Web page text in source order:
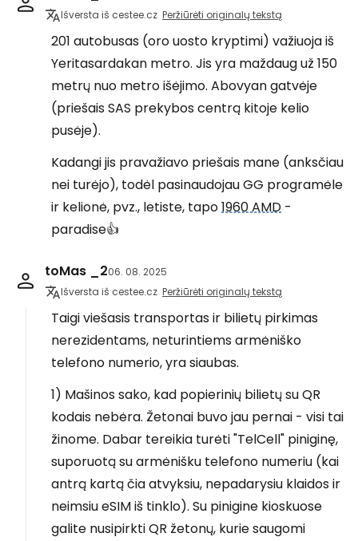
Išversta iš cestee.cz Peržiūrėti originalų tekstą
201 autobusas (oro uosto kryptimi) važiuoja iš
Yeritasardakan metro. Jis yra maždaug už 150
metrų nuo metro išėjimo. Abovyan gatvėje
(priešais SAS prekybos centrą kitoje kelio
pusėje).
Kadangi jis pravažiavo priešais mane (anksčiau
nei turėjo), todėl pasinaudojau GG programėle
ir kelionė, pvz., letiste, tapo1960 AMD -
paradise👍
toMas _206. 08. 2025
Išversta iš cestee.cz Peržiūrėti originalų tekstą
Taigi viešasis transportas ir bilietų pirkimas
nerezidentams, neturintiems armėniško
telefono numerio, yra siaubas.
1) Mašinos sako, kad popierinių bilietų su QR
kodais nebėra. Žetonai buvo jau pernai - visi tai
žinome. Dabar tereikia turėti "TelCell" piniginę,
suporuotą su armėnišku telefono numeriu (kai
antrą kartą čia atvyksiu, nepadarysiu klaidos ir
neimsiu eSIM iš tinklo). Su pinigine kioskuose
galite nusipirkti QR žetonų, kurie saugomi